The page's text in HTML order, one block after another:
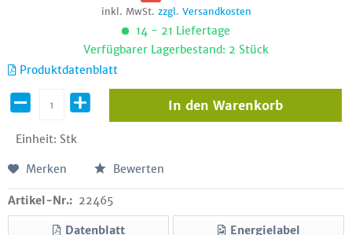
inkl. MwSt. zzgl. Versandkosten
14 - 21 Liefertage
Verfügbarer Lagerbestand: 2 Stück
Produktdatenblatt
Einheit: Stk
In den Warenkorb
Merken Bewerten
Artikel-Nr.: 22465
Datenblatt Energielabel